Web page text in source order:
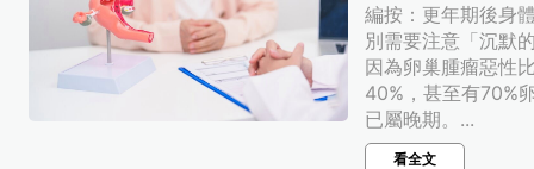
編按：更年期後身
別需要注意「沉默
因為卵巢腫瘤惡性
40%，甚至有70%
已屬晚期。...
看全文